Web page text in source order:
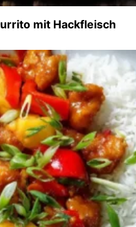
mit Hackfleisch